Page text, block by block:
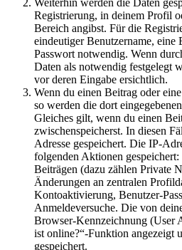
Registrierung, in deinem Profil
Bereich angibst. Für die
eindeutiger Benutzername, eine
Passwort notwendig. Wenn
Daten als notwendig festgelegt
vor deren Eingabe ersichtlich.
Wenn du einen Beitrag oder
so werden die dort
Gleiches gilt, wenn du einen
zwischenspeicherst. In diesen
Adresse gespeichert. Die IP-
folgenden Aktionen
Beiträgen (dazu zählen Private
Änderungen an zentralen
Kontoaktivierung, Benutzer-
Anmeldeversuche. Die von
Browser-Kennzeichnung (User
ist online?“-Funktion angezeigt
gespeichert.